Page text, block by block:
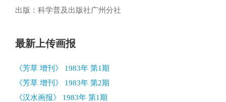
出版：科学普及出版社广州分社
最新上传画报
《芳草 增刊》 1983年 第1期
《芳草 增刊》 1983年 第2期
《汉水画报》 1983年 第1期